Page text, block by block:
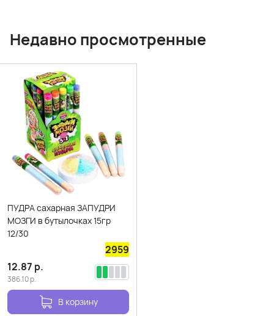
Недавно просмотренные
ПУДРА сахарная ЗАПУДРИ
МОЗГИ в бутылочках 15гр
12/30
2959
12.87 р.
386.10р.
В корзину